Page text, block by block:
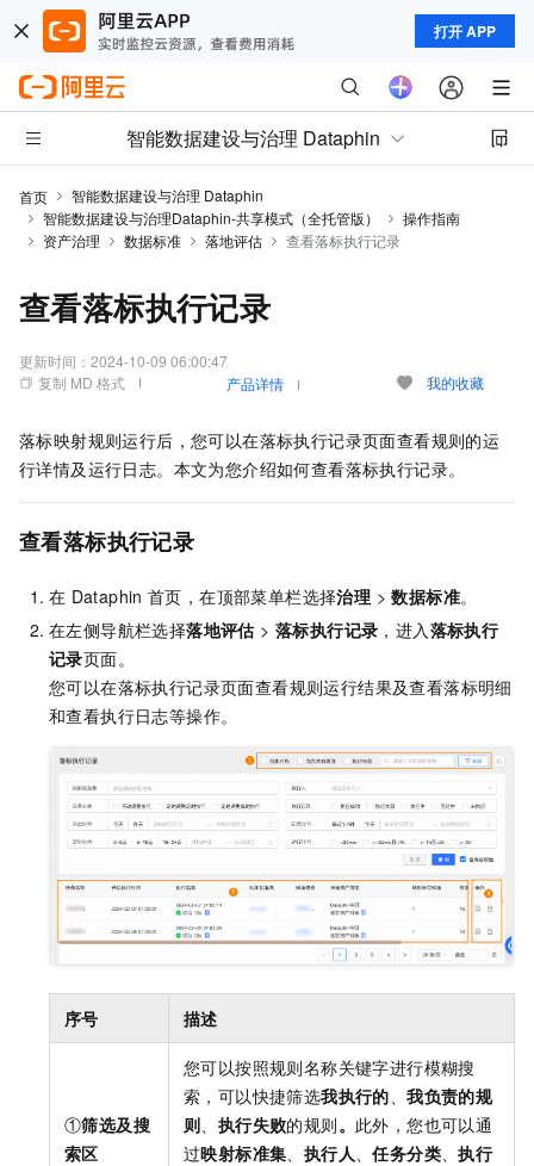
打开 APP
智能数据建设与治理 Dataphin
首页
智能数据建设与治理 Dataphin
智能数据建设与治理Dataphin-共享模式（全托管版）
操作指南
资产治理
数据标准 落地评估 查看落标执行记录
查看落标执行记录
更新时间： 2024-10-09 06:00:47
复制 MD 格式
产品详情 我的收藏
落标映射规则运行后，您可以在落标执行记录页面查看规则的运
行详情及运行日志。本文为您介绍如何查看落标执行记录。
查看落标执行记录
在 Dataphin 首页，在顶部菜单栏选择治理 >数据标准。
在左侧导航栏选择落地评估 >落标执行记录 ，进入落标执行
记录页面。
您可以在落标执行记录页面查看规则运行结果及查看落标明细
和查看执行日志等操作。
序号 描述
①筛选及搜
索区
您可以按照规则名称关键字进行模糊搜
索，可以快捷筛选我执行的 、我负责的规
则
执行失败的规则。 此外，您也可以通
过映射标准集 执行人 、任务分类 、执行